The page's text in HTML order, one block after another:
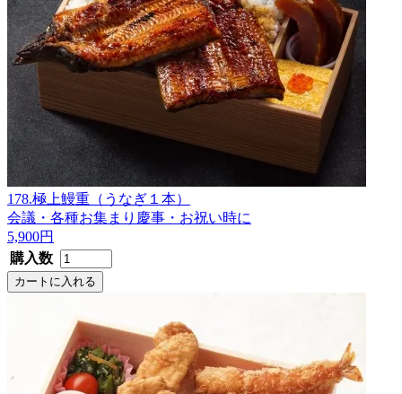
178.極上鰻重（うなぎ１本）
会議・各種お集まり 慶事・お祝い時に
5,900円
購入数